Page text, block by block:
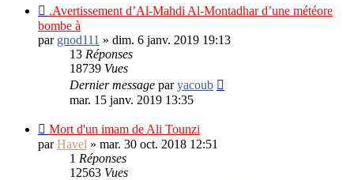
.Avertissement d’Al-Mahdi Al-Montadhar d’une météore
bombe à
par gnod111 » dim. 6 janv. 2019 19:13
13 Réponses
18739 Vues
Dernier message paryacoub
mar. 15 janv. 2019 13:35
Mort d'un imam de Ali Tounzi
parHavel » mar. 30 oct. 2018 12:51
1 Réponses
12563 Vues